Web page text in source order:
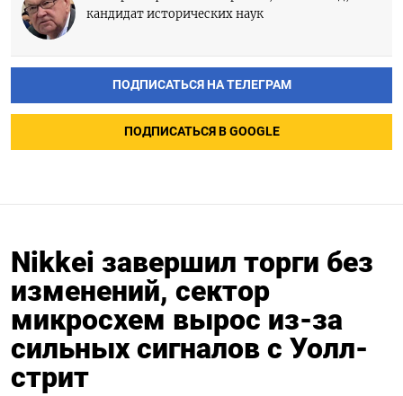
кандидат исторических наук
ПОДПИСАТЬСЯ НА ТЕЛЕГРАМ
ПОДПИСАТЬСЯ В GOOGLE
Nikkei завершил торги без
изменений, сектор
микросхем вырос из-за
сильных сигналов с Уолл-
стрит